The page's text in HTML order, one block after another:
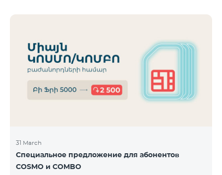
31 March
Специальное предложение для абонентов
COSMO и COMBO